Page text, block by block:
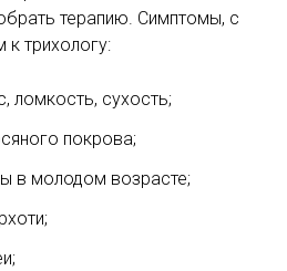
терапию. Симптомы, с
к трихологу:
ломкость, сухость;
покрова;
в молодом возрасте;